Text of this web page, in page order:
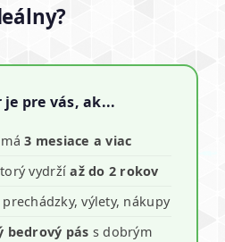
je pre vás, ak...
má3 mesiace a viac
vydržíaž do 2 rokov
prechádzky, výlety, nákupy
bedrový pás s dobrým